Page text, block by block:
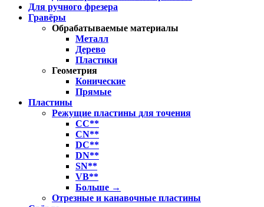
Для ручного фрезера
Гравёры
Обрабатываемые материалы
Металл
Дерево
Пластики
Геометрия
Конические
Прямые
Пластины
Режущие пластины для точения
CC**
CN**
DC**
DN**
SN**
VB**
Больше →
Отрезные и канавочные пластины